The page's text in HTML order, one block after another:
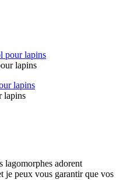
lapins
lapins
lagomorphes adorent
je peux vous garantir que vos